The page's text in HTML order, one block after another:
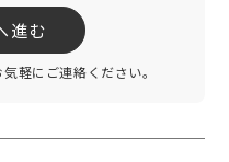
進む
軽にご連絡ください。